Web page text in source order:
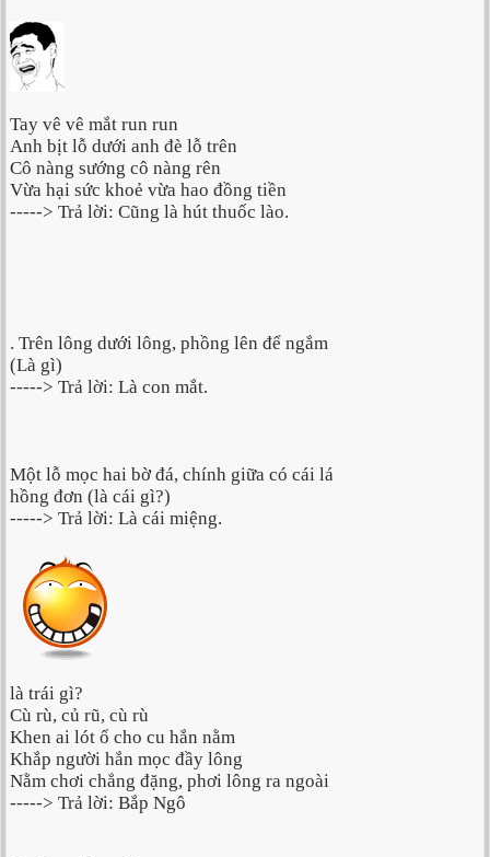
Tay vê vê mắt run run
Anh bịt lỗ dưới anh đè lỗ trên
Cô nàng sướng cô nàng rên
Vừa hại sức khoẻ vừa hao đồng tiền
-----> Trả lời: Cũng là hút thuốc lào.
. Trên lông dưới lông, phồng lên để ngắm
(Là gì)
-----> Trả lời: Là con mắt.
Một lỗ mọc hai bờ đá, chính giữa có cái lá
hồng đơn (là cái gì?)
-----> Trả lời: Là cái miệng.
là trái gì?
Cù rù, củ rũ, cù rù
Khen ai lót ổ cho cu hắn nằm
Khắp người hắn mọc đầy lông
Nằm chơi chẳng đặng, phơi lông ra ngoài
-----> Trả lời: Bắp Ngô